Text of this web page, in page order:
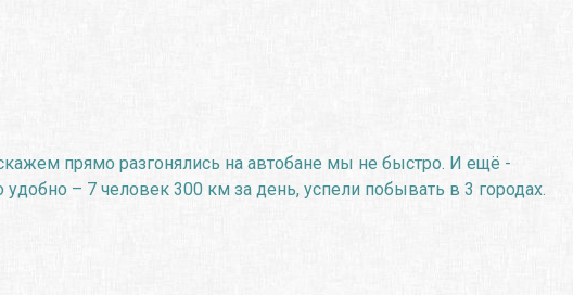
прямо разгонялись на автобане мы не быстро. И ещё -
– 7 человек 300 км за день, успели побывать в 3 городах.